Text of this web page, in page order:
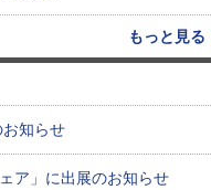
もっと見る
知らせ
ア」に出展のお知らせ